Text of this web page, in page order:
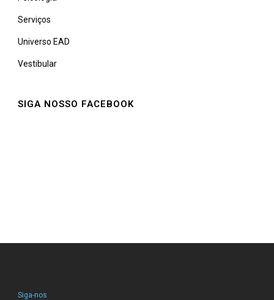
Serviços
Universo EAD
Vestibular
SIGA NOSSO FACEBOOK
Siga-nos